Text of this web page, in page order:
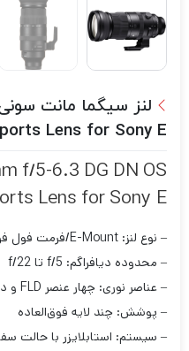
Lens for Sony E
f/5-6.3 DG DN OS
Lens for Sony E
– نوع لنز: E-Mount/فرمت فول فریم
– محدوده دیافراگم: f/5 تا f/22
– عناصر نوری: چهار عنصر FLD و دو عنصر SLD
– پوشش: چند لایه فوق‌العاده
– سیستم: استابلایزر با حالت